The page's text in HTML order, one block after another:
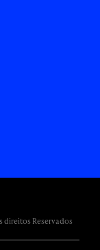
direitos Reservados